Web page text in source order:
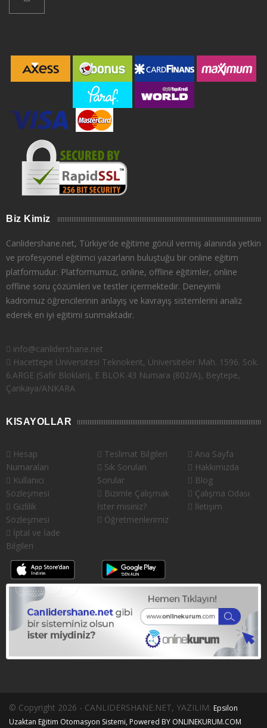
Biz Kimiz
Canlidershane.net, Türkiye'de eğitime gönül vermiş alanında yetkin
ve profesyonel eğitimci yazarların buluştuğu bir online eğitim
platformudur. Platformumuz, online, offline eğitimler, online
offline soru çözümleri ve testler içermektedir. Deneyimli
kadromuz öğrencilerinin anlayış ve kavrayış sistemlerini analiz
ederek en iyi eğitimi sunmaktadır.
info@canlidershane.net
Hacettepe Üniversitesi Teknokent, Üniversiteler Mah. 1596. Sok.
6.ARGE (Safir Blokları), E BLOK 43 Numara (802/A), Beytepe,
Çankaya/ANKARA
KISAYOLLAR
Hesap
Numaraları
Kullanıcı
Sözleşmesi
Gizlilik
Sözleşmesi
İptal ve İade
Bilgileri
Teslimat Bilgileri
Sık Sorulan
Sorular
Bizimle Çalışmak
İster misiniz?
Öğretmenlerimiz
Ana Sayfa
Hakkımızda
Blog
Çalışma Odası
İletişim
© Copyright 2026 - CANLIDERSHANE.NET, YAZILIM: Epsilon
Uzaktan Eğitim Otomasyon Sistemi, Powered BY ONLINEKURUM.COM